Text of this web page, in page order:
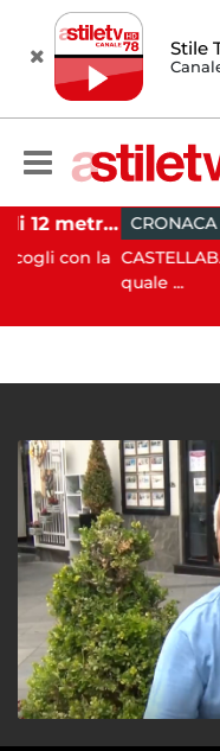
Stile
Castellabate, barca di 12 metri resta incastrata sugli scogli: salvate 9 persone
con la
CRONACA
quale ...